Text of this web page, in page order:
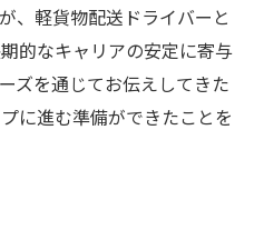
、軽貨物配送ドライバーと
的なキャリアの安定に寄与
ズを通じてお伝えしてきた
に進む準備ができたことを